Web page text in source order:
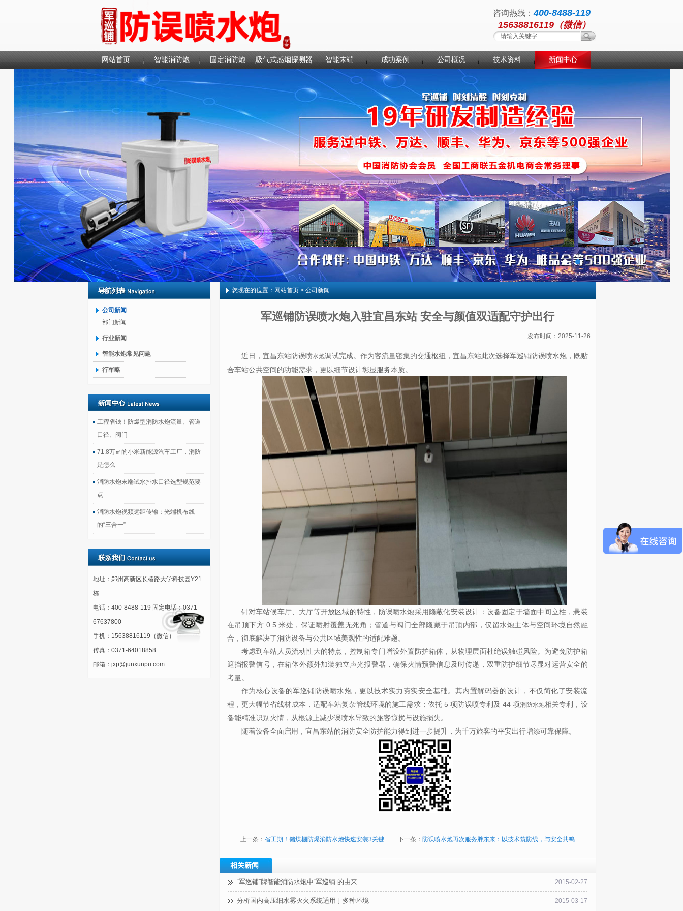
咨询热线：400-8488-119
15638816119（微信）
网站首页 智能消防炮 固定消防炮 吸气式感烟探测器 智能末端 成功案例 公司概况 技术资料 新闻中心
联系我们
公司新闻
部门新闻
行业新闻
智能水炮常见问题
行军略
工程省钱！防爆型消防水炮流量、管道
口径、阀门
71.8万㎡的小米新能源汽车工厂，消防
是怎么
消防水炮末端试水排水口径选型规范要
点
消防水炮视频远距传输：光端机布线
的“三合一”
地址：郑州高新区长椿路大学科技园Y21
栋
电话：400-8488-119 固定电话：0371-
67637800
手机：15638816119（微信）
传真：0371-64018858
邮箱：jxp@junxunpu.com
您现在的位置： 网站首页> 公司新闻
军巡铺防误喷水炮入驻宜昌东站 安全与颜值双适配守护出行
发布时间：2025-11-26
近日，宜昌东站防误喷水炮调试完成。 作为客流量密集的交通枢纽，宜昌东站此次选择军巡铺防误喷水炮，既贴
合车站公共空间的功能需求，更以细节设计彰显服务本质。
针对车站候车厅、大厅等开放区域的特性， 防误喷水炮采用隐蔽化安装设计：设备固定于墙面中间立柱，悬装
在吊顶下方 0.5 米处，保证喷射覆盖无死角 ； 管道与阀门全部隐藏于吊顶内部，仅留水炮主体与空间环境自然融
合，彻底解决了消防设备与公共区域美观性的适配难题。
考虑到车站人员流动性大的特点，控制箱专门增设外置防护箱体，从物理层面杜绝误触碰风险。为避免防护箱
遮挡报警信号，在箱体外额外加装独立声光报警器，确保火情预警信息及时传递，双重防护细节尽显对运营安全的
考量。
作为核心设备的军巡铺防误喷水炮，更以技术实力夯实安全基础。其内置解码器的设计，不仅简化了安装流
程，更大幅节省线材成本，适配车站复杂管线环境的施工需求；依托 5项防误喷专利及44项消防水炮相关专利，设
备能精准识别火情，从根源上减少误喷水导致的旅客惊扰与设施损失。
随着设备全面启用，宜昌东站的消防安全防护能力得到进一步提升，为千万旅客的平安出行增添可靠保障。
上一条： 省工期！储煤棚防爆消防水炮快速安装3关键 下一条： 防误喷水炮再次服务胖东来：以技术筑防线，与安全共鸣
相关新闻
2015-02-27
“军巡铺”牌智能消防水炮中“军巡铺”的由来
2015-03-17
分析国内高压细水雾灭火系统适用于多种环境